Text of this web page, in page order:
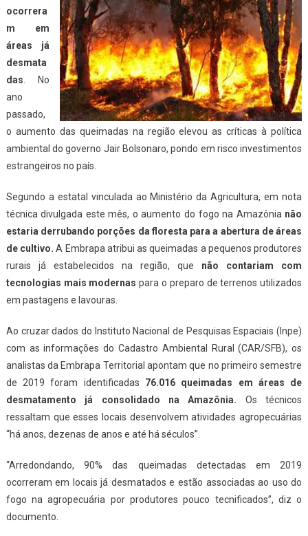
ocorrera
m em
áreas já
desmata
das . No
ano
passado,
o aumento das queimadas na região elevou as críticas à política
ambiental do governo Jair Bolsonaro, pondo em risco investimentos
estrangeiros no país.
Segundo a estatal vinculada ao Ministério da Agricultura, em nota
técnica divulgada este mês, o aumento do fogo na Amazônia não
estaria derrubando porções da floresta para a abertura de áreas
de cultivo. A Embrapa atribui as queimadas a pequenos produtores
rurais já estabelecidos na região, que não contariam com
tecnologias mais modernas para o preparo de terrenos utilizados
em pastagens e lavouras.
Ao cruzar dados do Instituto Nacional de Pesquisas Espaciais (Inpe)
com as informações do Cadastro Ambiental Rural (CAR/SFB), os
analistas da Embrapa Territorial apontam que no primeiro semestre
de 2019 foram identificadas 76.016 queimadas em áreas de
desmatamento já consolidado na Amazônia. Os técnicos
ressaltam que esses locais desenvolvem atividades agropecuárias
“há anos, dezenas de anos e até há séculos”.
“Arredondando, 90% das queimadas detectadas em 2019
ocorreram em locais já desmatados e estão associadas ao uso do
fogo na agropecuária por produtores pouco tecnificados”, diz o
documento.